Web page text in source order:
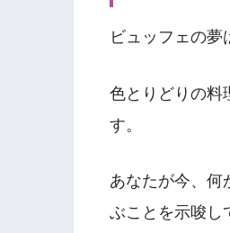
ビュッフェの夢
色とりどりの料
す。
あなたが今、何
ぶことを示唆し